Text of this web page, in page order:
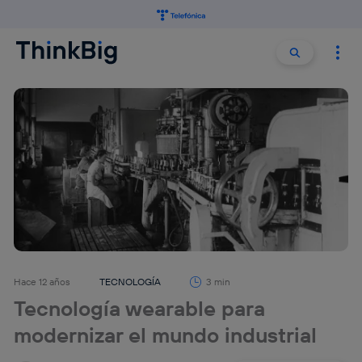
Buscar
Hace 12 años TECNOLOGÍA 3 min
Tecnología wearable para
modernizar el mundo industrial